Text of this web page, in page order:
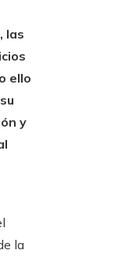
las
ello
y
la